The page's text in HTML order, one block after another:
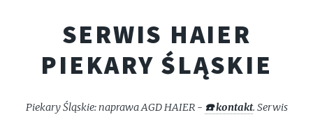
SERWIS HAIER
PIEKARY ŚLĄSKIE
Piekary Śląskie: naprawa AGD HAIER - ☎️ kontakt. Serwis